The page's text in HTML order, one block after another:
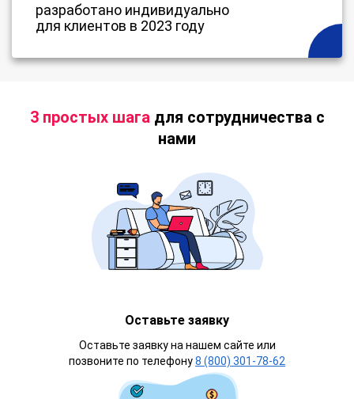
разработано индивидуально
для клиентов в 2023 году
3 простых шагадля сотрудничества с
нами
Оставьте заявку
Оставьте заявку на нашем сайте или
позвоните по телефону8 (800) 301-78-62